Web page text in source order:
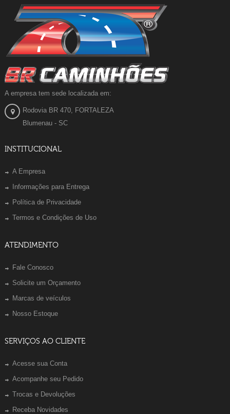
A empresa tem sede localizada em:
Rodovia BR 470, FORTALEZA
Blumenau - SC
INSTITUCIONAL
A Empresa
Informações para Entrega
Política de Privacidade
Termos e Condições de Uso
ATENDIMENTO
Fale Conosco
Solicite um Orçamento
Marcas de veículos
Nosso Estoque
SERVIÇOS AO CLIENTE
Acesse sua Conta
Acompanhe seu Pedido
Trocas e Devoluções
Receba Novidades